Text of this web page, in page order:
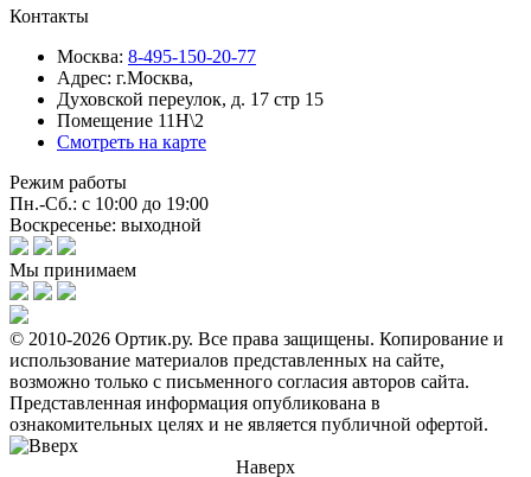
Контакты
Москва: 8-495-150-20-77
Адрес: г.Москва,
Духовской переулок, д. 17 стр 15
Помещение 11Н\2
Смотреть на карте
Режим работы
Пн.-Сб.: с 10:00 до 19:00
Воскресенье: выходной
Мы принимаем
© 2010-2026 Ортик.ру. Все права защищены. Копирование и
использование материалов представленных на сайте,
возможно только с письменного согласия авторов сайта.
Представленная информация опубликована в
ознакомительных целях и не является публичной офертой.
Наверх